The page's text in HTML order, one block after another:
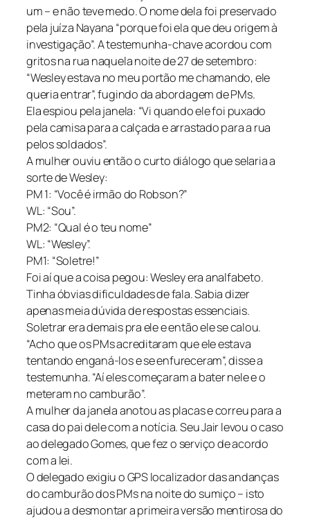
um – e não teve medo. O nome dela foi preservado
pela juíza Nayana “porque foi ela que deu origem à
investigação”. A testemunha-chave acordou com
gritos na rua naquela noite de 27 de setembro:
“Wesley estava no meu portão me chamando, ele
queria entrar”, fugindo da abordagem de PMs.
Ela espiou pela janela: “Vi quando ele foi puxado
pela camisa para a calçada e arrastado para a rua
pelos soldados”.
A mulher ouviu então o curto diálogo que selaria a
sorte de Wesley:
PM 1: “Você é irmão do Robson?”
WL: “Sou”.
PM2: “Qual é o teu nome”
WL: “Wesley”.
PM1: “Soletre!”
Foi aí que a coisa pegou: Wesley era analfabeto.
Tinha óbvias dificuldades de fala. Sabia dizer
apenas meia dúvida de respostas essenciais.
Soletrar era demais pra ele e então ele se calou.
“Acho que os PMs acreditaram que ele estava
tentando enganá-los e se enfureceram”, disse a
testemunha. “Aí eles começaram a bater nele e o
meteram no camburão”.
A mulher da janela anotou as placas e correu para a
casa do pai dele com a notícia. Seu Jair levou o caso
ao delegado Gomes, que fez o serviço de acordo
com a lei.
O delegado exigiu o GPS localizador das andanças
do camburão dos PMs na noite do sumiço – isto
ajudou a desmontar a primeira versão mentirosa do